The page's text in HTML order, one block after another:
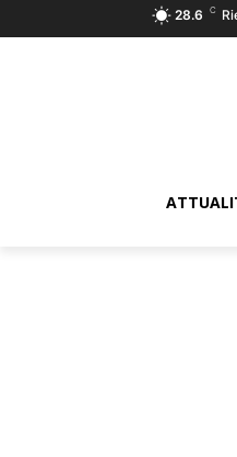
28.6 C